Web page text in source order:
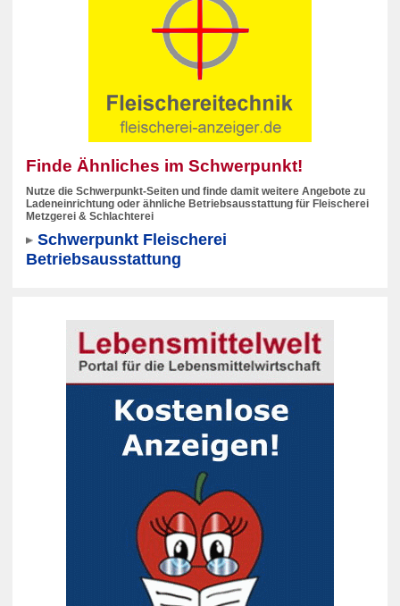
Finde Ähnliches im Schwerpunkt!
Nutze die Schwerpunkt-Seiten und finde damit weitere Angebote zu
Ladeneinrichtung oder ähnliche Betriebsausstattung für Fleischerei
Metzgerei & Schlachterei
Schwerpunkt Fleischerei
Betriebsausstattung